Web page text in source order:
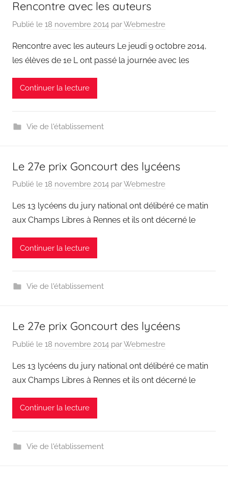
Rencontre avec les auteurs
Publié le 18 novembre 2014 parWebmestre
Rencontre avec les auteurs Le jeudi 9 octobre 2014,
les élèves de 1e L ont passé la journée avec les
Continuer la lecture
Vie de l'établissement
Le 27e prix Goncourt des lycéens
Publié le 18 novembre 2014 parWebmestre
Les 13 lycéens du jury national ont délibéré ce matin
aux Champs Libres à Rennes et ils ont décerné le
Continuer la lecture
Vie de l'établissement
Le 27e prix Goncourt des lycéens
Publié le 18 novembre 2014 parWebmestre
Les 13 lycéens du jury national ont délibéré ce matin
aux Champs Libres à Rennes et ils ont décerné le
Continuer la lecture
Vie de l'établissement